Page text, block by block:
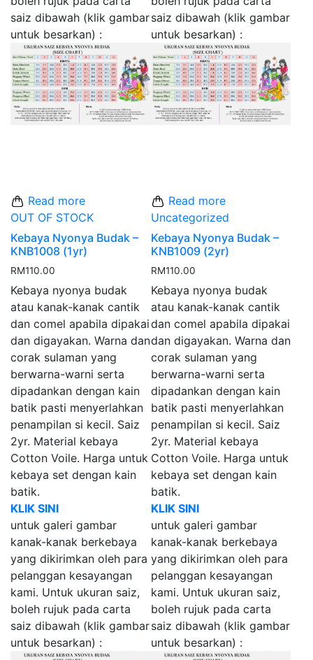
saiz dibawah (klik gambar
untuk besarkan) :
saiz dibawah (klik gambar
untuk besarkan) :
Read more
OUT OF STOCK
Kebaya Nyonya Budak –
KNB1008 (1yr)
RM110.00
Kebaya nyonya budak
atau kanak-kanak cantik
dan comel apabila dipakai
dan digayakan. Warna dan
corak sulaman yang
berwarna-warni serta
dipadankan dengan kain
batik pasti menyerlahkan
penampilan si kecil. Saiz
2yr. Material kebaya
Cotton Voile. Harga untuk
kebaya set dengan kain
batik.
KLIK SINI
untuk galeri gambar
kanak-kanak berkebaya
yang dikirimkan oleh para
pelanggan kesayangan
kami. Untuk ukuran saiz,
boleh rujuk pada carta
saiz dibawah (klik gambar
untuk besarkan) :
Read more
Uncategorized
Kebaya Nyonya Budak –
KNB1009 (2yr)
RM110.00
Kebaya nyonya budak
atau kanak-kanak cantik
dan comel apabila dipakai
dan digayakan. Warna dan
corak sulaman yang
berwarna-warni serta
dipadankan dengan kain
batik pasti menyerlahkan
penampilan si kecil. Saiz
2yr. Material kebaya
Cotton Voile. Harga untuk
kebaya set dengan kain
batik.
KLIK SINI
untuk galeri gambar
kanak-kanak berkebaya
yang dikirimkan oleh para
pelanggan kesayangan
kami. Untuk ukuran saiz,
boleh rujuk pada carta
saiz dibawah (klik gambar
untuk besarkan) :